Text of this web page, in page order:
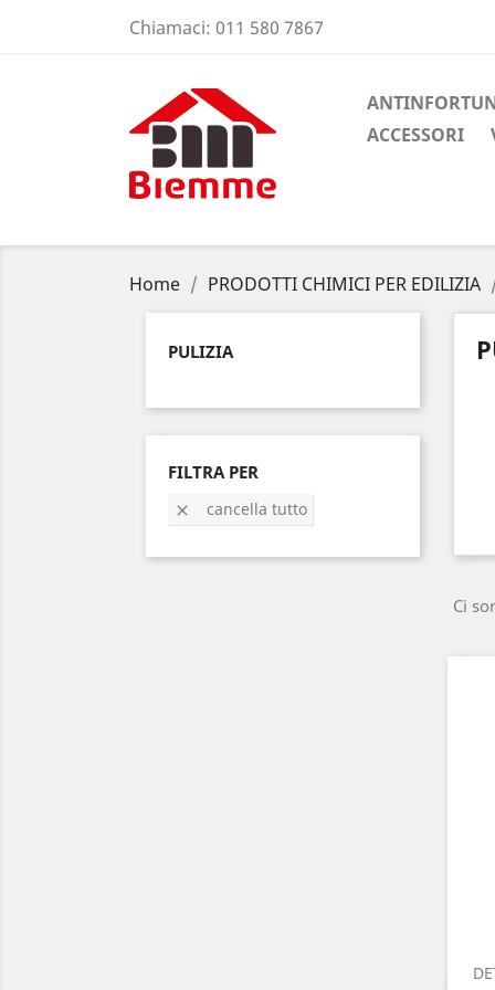
Chiamaci: 011 580 7867
ACCESSORI
Home PRODOTTI CHIMICI PER EDILIZIA
PULIZIA
FILTRA PER
 cancella tutto
Ci